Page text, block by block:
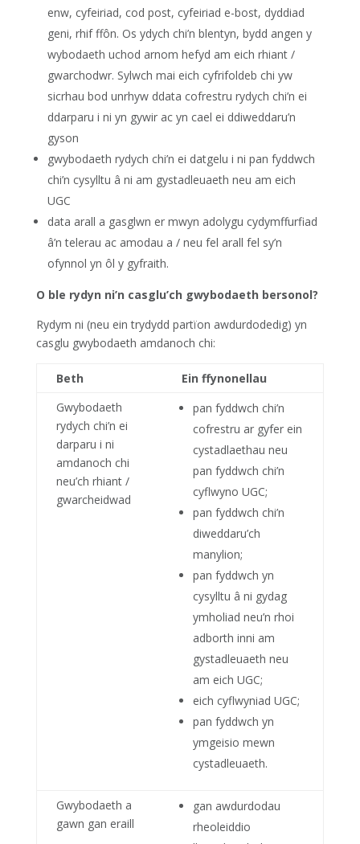
enw, cyfeiriad, cod post, cyfeiriad e-bost, dyddiad
geni, rhif ffôn. Os ydych chi’n blentyn, bydd angen y
wybodaeth uchod arnom hefyd am eich rhiant /
gwarchodwr. Sylwch mai eich cyfrifoldeb chi yw
sicrhau bod unrhyw ddata cofrestru rydych chi’n ei
ddarparu i ni yn gywir ac yn cael ei ddiweddaru’n
gyson
gwybodaeth rydych chi’n ei datgelu i ni pan fyddwch
chi’n cysylltu â ni am gystadleuaeth neu am eich
UGC
data arall a gasglwn er mwyn adolygu cydymffurfiad
â’n telerau ac amodau a / neu fel arall fel sy’n
ofynnol yn ôl y gyfraith.
O ble rydyn ni’n casglu’ch gwybodaeth bersonol?
Rydym ni (neu ein trydydd partïon awdurdodedig) yn
casglu gwybodaeth amdanoch chi:
Beth
Ein ffynonellau
Gwybodaeth
rydych chi’n ei
darparu i ni
amdanoch chi
neu’ch rhiant /
gwarcheidwad
pan fyddwch chi’n
cofrestru ar gyfer ein
cystadlaethau neu
pan fyddwch chi’n
cyflwyno UGC;
pan fyddwch chi’n
diweddaru’ch
manylion;
pan fyddwch yn
cysylltu â ni gydag
ymholiad neu’n rhoi
adborth inni am
gystadleuaeth neu
am eich UGC;
eich cyflwyniad UGC;
pan fyddwch yn
ymgeisio mewn
cystadleuaeth.
Gwybodaeth a
gawn gan eraill
gan awdurdodau
rheoleiddio